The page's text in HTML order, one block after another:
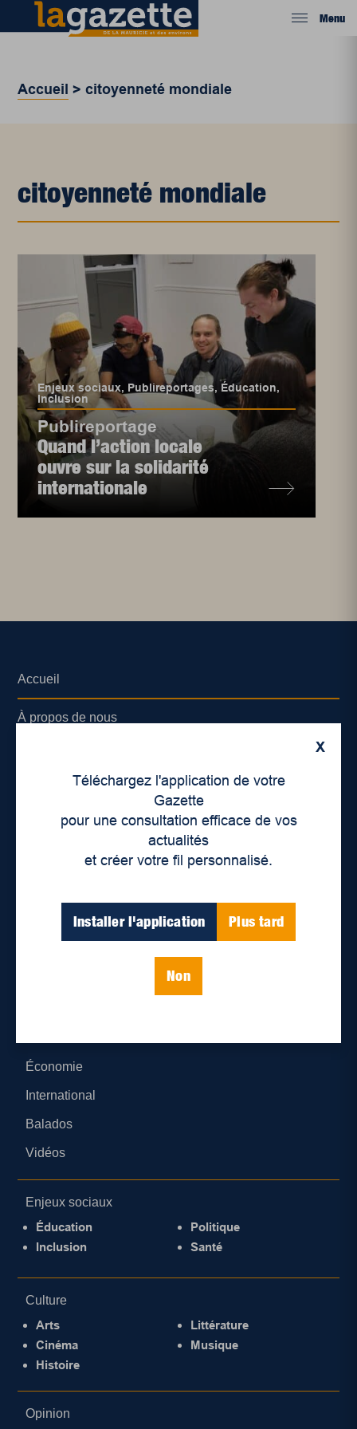
Menu
Accueil >citoyenneté mondiale
citoyenneté mondiale
Enjeux sociaux, Publireportages, Éducation,
Inclusion
Publireportage
Quand l’action locale
ouvre sur la solidarité
internationale
X
Téléchargez l'application de votre
Gazette
pour une consultation efficace de vos
actualités
et créer votre fil personnalisé.
Installer l'application Plus tard
Non
Accueil
À propos de nous
Lieux de distribution
Économie
International
Balados
Vidéos
Enjeux sociaux
Éducation
Inclusion
Politique
Santé
Culture
Arts
Cinéma
Histoire
Littérature
Musique
Opinion